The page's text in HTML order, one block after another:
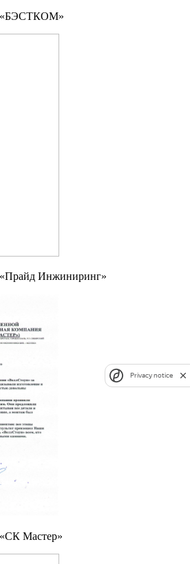
«БЭСТКОМ»
Инжиниринг»
Мастер»
Privacy notice